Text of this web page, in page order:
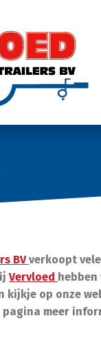
BVverkoopt vele
Vervloed
kijkje op onze
meer